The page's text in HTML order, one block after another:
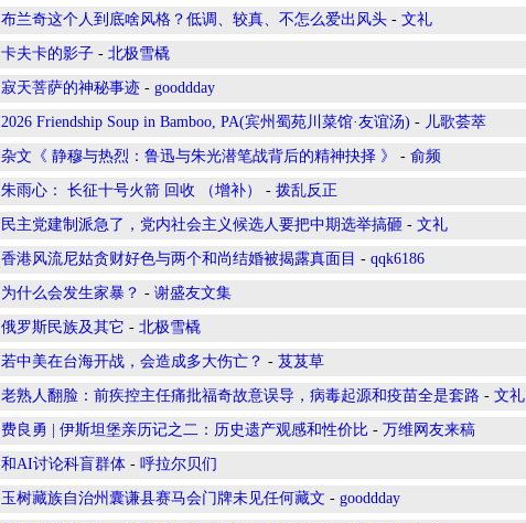
布兰奇这个人到底啥风格？低调、较真、不怎么爱出风头 - 文礼
卡夫卡的影子 - 北极雪橇
寂天菩萨的神秘事迹 - gooddday
2026 Friendship Soup in Bamboo, PA(宾州蜀苑川菜馆·友谊汤) - 儿歌荟萃
杂文《 静穆与热烈：鲁迅与朱光潜笔战背后的精神抉择 》 - 俞频
朱雨心： 长征十号火箭 回收 （增补） - 拨乱反正
民主党建制派急了，党内社会主义候选人要把中期选举搞砸 - 文礼
香港风流尼姑贪财好色与两个和尚结婚被揭露真面目 - qqk6186
为什么会发生家暴？ - 谢盛友文集
俄罗斯民族及其它 - 北极雪橇
若中美在台海开战，会造成多大伤亡？ - 芨芨草
老熟人翻脸：前疾控主任痛批福奇故意误导，病毒起源和疫苗全是套路 - 文礼
费良勇 | 伊斯坦堡亲历记之二：历史遗产观感和性价比 - 万维网友来稿
和AI讨论科盲群体 - 呼拉尔贝们
玉树藏族自治州囊谦县赛马会门牌未见任何藏文 - gooddday